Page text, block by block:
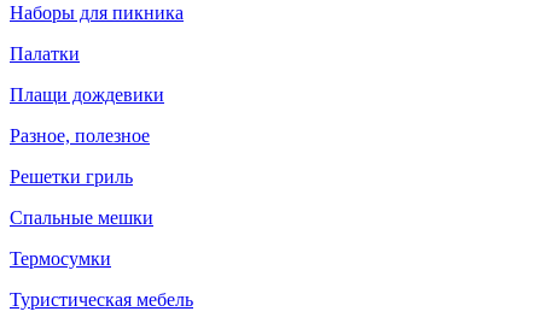
Наборы для пикника
Палатки
Плащи дождевики
Разное, полезное
Решетки гриль
Спальные мешки
Термосумки
Туристическая мебель